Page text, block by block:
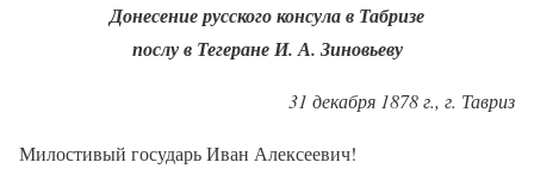
Донесение русского консула в Табризе
послу в Тегеране И. А. Зиновьеву
31 декабря 1878 г., г. Тавриз
Милостивый государь Иван Алексеевич!